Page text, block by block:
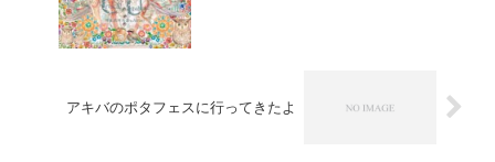
アキバのポタフェスに行ってきたよ